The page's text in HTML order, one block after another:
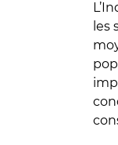
les